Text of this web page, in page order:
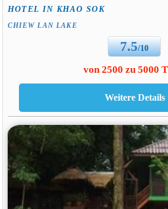
HOTEL IN KHAO SOK
CHIEW LAN LAKE
7.5/10
von 2500 zu 5000